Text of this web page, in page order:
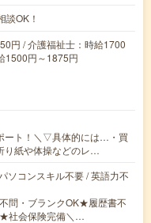
OK！
円 / 介護福祉士：時給1700
1500円～1875円
ート！＼▽具体的には…・買
り紙や体操などのレ…
ソコンスキル不要 / 英語力不
問・ブランクOK★履歴書不
★社会保険完備＼…